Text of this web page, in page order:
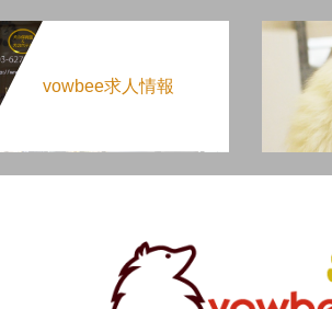
vowbee求人情報